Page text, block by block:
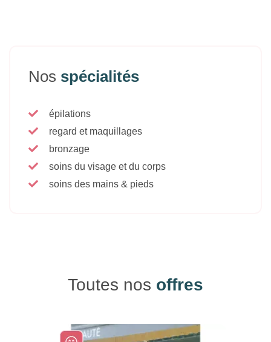
Nos spécialités
épilations
regard et maquillages
bronzage
soins du visage et du corps
soins des mains & pieds
Toutes nos offres